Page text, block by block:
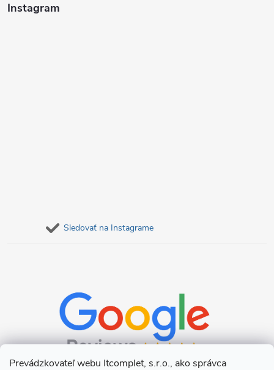
Prevádzkovateľ webu Itcomplet, s.r.o., ako správca
Instagram
Sledovať na Instagrame